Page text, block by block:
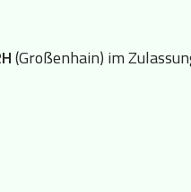
(Großenhain) im